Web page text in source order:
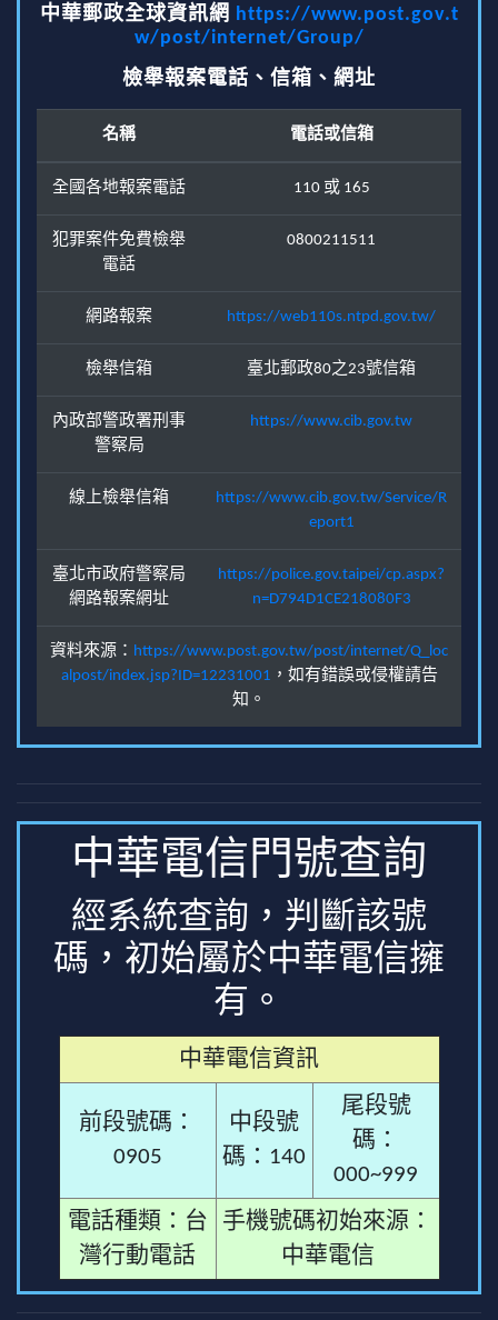
中華郵政全球資訊網 https://www.post.gov.t
w/post/internet/Group/
檢舉報案電話、信箱、網址
名稱 電話或信箱
全國各地報案電話 110 或 165
犯罪案件免費檢舉
電話
0800211511
網路報案 https://web110s.ntpd.gov.tw/
檢舉信箱 臺北郵政80之23號信箱
內政部警政署刑事
警察局
https://www.cib.gov.tw
線上檢舉信箱
https://www.cib.gov.tw/Service/R
eport1
臺北市政府警察局
網路報案網址
https://police.gov.taipei/cp.aspx?
n=D794D1CE218080F3
資料來源： https://www.post.gov.tw/post/internet/Q_loc
alpost/index.jsp?ID=12231001 ，如有錯誤或侵權請告
知。
中華電信門號查詢
經系統查詢，判斷該號
碼，初始屬於中華電信擁
有。
中華電信資訊
前段號碼：
0905
中段號
碼：140
尾段號
碼：
000~999
電話種類：台
灣行動電話
手機號碼初始來源：
中華電信